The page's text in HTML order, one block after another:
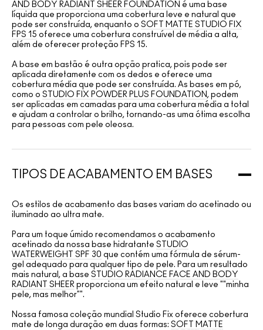
AND BODY RADIANT SHEER FOUNDATION é uma base
líquida que proporciona uma cobertura leve e natural que
pode ser construída, enquanto o SOFT MATTE STUDIO FIX
FPS 15 oferece uma cobertura construível de média a alta,
além de oferecer proteção FPS 15.
A base em bastão é outra opção pratica, pois pode ser
aplicada diretamente com os dedos e oferece uma
cobertura média que pode ser construída. As bases em pó,
como o STUDIO FIX POWDER PLUS FOUNDATION, podem
ser aplicadas em camadas para uma cobertura média a total
e ajudam a controlar o brilho, tornando-as uma ótima escolha
para pessoas com pele oleosa.
TIPOS DE ACABAMENTO EM BASES
Os estilos de acabamento das bases variam do acetinado ou
iluminado ao ultra mate.
Para um toque úmido recomendamos o acabamento
acetinado da nossa base hidratante STUDIO
WATERWEIGHT SPF 30 que contém uma fórmula de sérum-
gel adequado para qualquer tipo de pele. Para um resultado
mais natural, a base STUDIO RADIANCE FACE AND BODY
RADIANT SHEER proporciona um efeito natural e leve ""minha
pele, mas melhor"".
Nossa famosa coleção mundial Studio Fix oferece cobertura
mate de longa duração em duas formas: SOFT MATTE